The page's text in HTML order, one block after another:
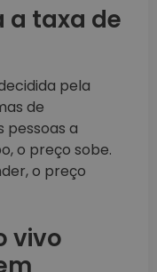
a taxa de
pela
de
pessoas a
o preço sobe.
o preço
vivo